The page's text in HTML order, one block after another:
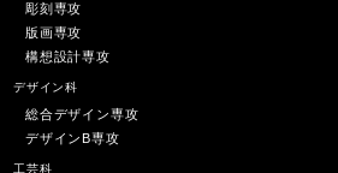
彫刻専攻
版画専攻
構想設計専攻
デザイン科
総合デザイン専攻
デザインB専攻
工芸科